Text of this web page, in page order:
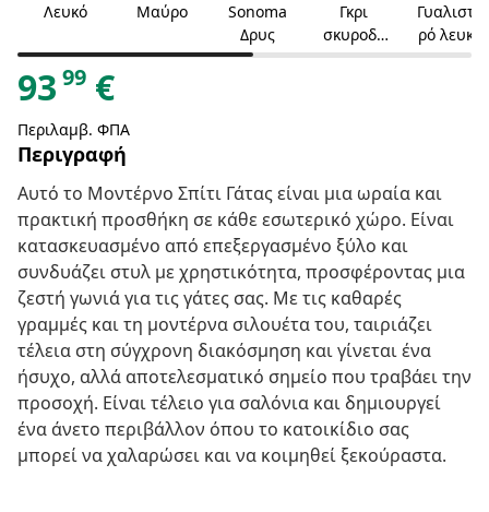
Λευκό Μαύρο
Sonoma
Δρυς
Γκρι
σκυροδέ
ματος
Γυαλιστε
ρό λευκό
93 99 €
Περιλαμβ. ΦΠΑ
Περιγραφή
Αυτό το Μοντέρνο Σπίτι Γάτας είναι μια ωραία και
πρακτική προσθήκη σε κάθε εσωτερικό χώρο. Είναι
κατασκευασμένο από επεξεργασμένο ξύλο και
συνδυάζει στυλ με χρηστικότητα, προσφέροντας μια
ζεστή γωνιά για τις γάτες σας. Με τις καθαρές
γραμμές και τη μοντέρνα σιλουέτα του, ταιριάζει
τέλεια στη σύγχρονη διακόσμηση και γίνεται ένα
ήσυχο, αλλά αποτελεσματικό σημείο που τραβάει την
προσοχή. Είναι τέλειο για σαλόνια και δημιουργεί
ένα άνετο περιβάλλον όπου το κατοικίδιο σας
μπορεί να χαλαρώσει και να κοιμηθεί ξεκούραστα.